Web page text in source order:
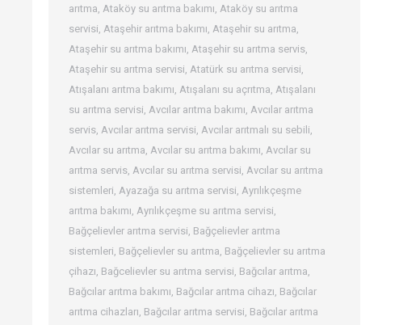
arıtma, Ataköy su arıtma bakımı, Ataköy su arıtma
servisi, Ataşehir arıtma bakımı, Ataşehir su arıtma,
Ataşehir su arıtma bakımı, Ataşehir su arıtma servis,
Ataşehir su arıtma servisi, Atatürk su arıtma servisi,
Atışalanı arıtma bakımı, Atışalanı su açrıtma, Atışalanı
su arıtma servisi, Avcılar arıtma bakımı, Avcılar arıtma
servis, Avcılar arıtma servisi, Avcılar arıtmalı su sebili,
Avcılar su arıtma, Avcılar su arıtma bakımı, Avcılar su
arıtma servis, Avcılar su arıtma servisi, Avcılar su arıtma
sistemleri, Ayazağa su arıtma servisi, Ayrılıkçeşme
arıtma bakımı, Ayrılıkçeşme su arıtma servisi,
Bağçelievler arıtma servisi, Bağçelievler arıtma
sistemleri, Bağçelievler su arıtma, Bağçelievler su arıtma
çihazı, Bağcelievler su arıtma servisi, Bağcılar arıtma,
Bağcılar arıtma bakımı, Bağcılar arıtma cihazı, Bağcılar
arıtma cihazları, Bağcılar arıtma servisi, Bağcılar arıtma